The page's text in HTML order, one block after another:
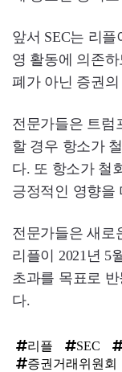
앞서 SEC는 리
영 활동에 의존
폐가 아닌 증권
전문가들은 트럼
할 경우 항소가
다. 또 항소가 철
긍정적인 영향을
전문가들은 새로
리플이 2021년 5
초과를 목표로
다.
리플 SEC
증권거래위원회